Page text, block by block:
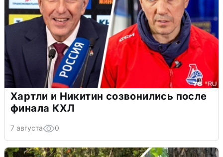
Хартли и Никитин созвонились после
финала КХЛ
7 августа 0